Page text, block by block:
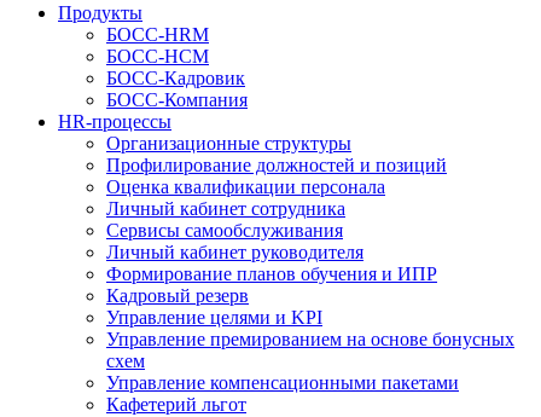
Продукты
БОСС-HRM
БОСС-HCM
БОСС-Кадровик
БОСС-Компания
HR-процессы
Организационные структуры
Профилирование должностей и позиций
Оценка квалификации персонала
Личный кабинет сотрудника
Сервисы самообслуживания
Личный кабинет руководителя
Формирование планов обучения и ИПР
Кадровый резерв
Управление целями и KPI
Управление премированием на основе бонусных
схем
Управление компенсационными пакетами
Кафетерий льгот